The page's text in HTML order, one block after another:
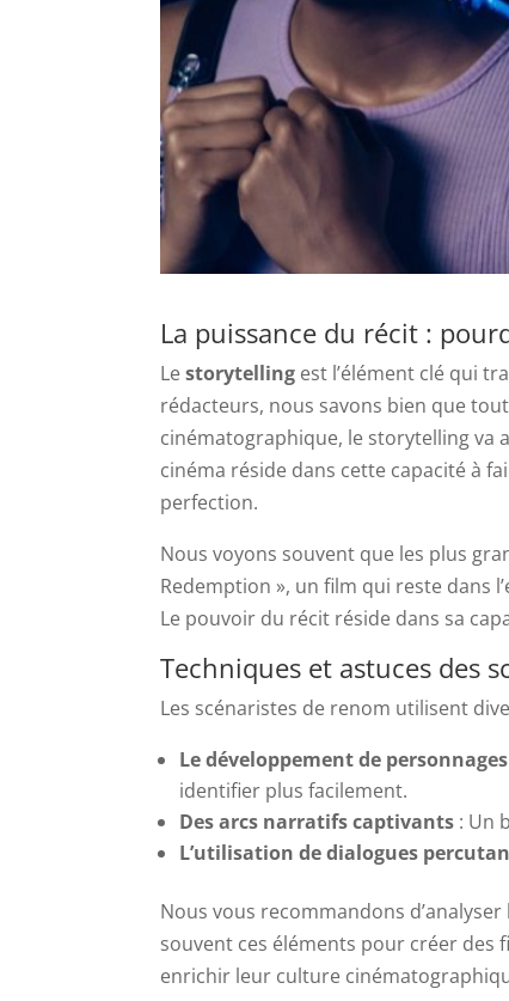
La puissance du récit :
Lestorytelling est l’élément clé qui
rédacteurs, nous savons bien que
cinématographique, le storytelling va
cinéma réside dans cette capacité à
perfection.
Nous voyons souvent que les plus
Redemption », un film qui reste dans
Le pouvoir du récit réside dans sa
Techniques et astuces des
Les scénaristes de renom utilisent
Le développement de
identifier plus facilement.
Des arcs narratifs captivants : Un
L’utilisation de dialogues
Nous vous recommandons
souvent ces éléments pour créer des
enrichir leur culture